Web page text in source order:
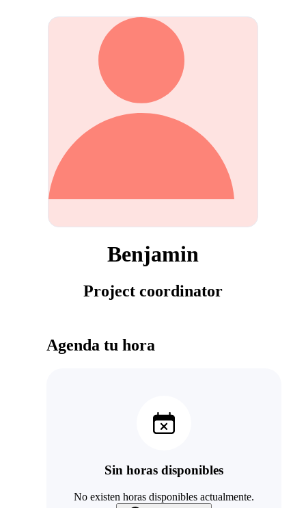
Benjamin
Project coordinator
Agenda tu hora
Sin horas disponibles
No existen horas disponibles actualmente.